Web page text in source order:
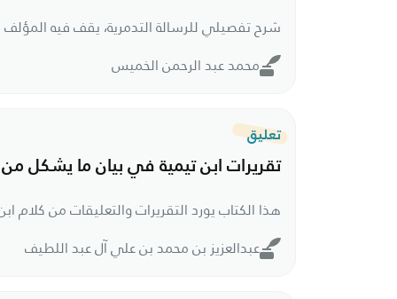
محمد عبد الرحمن الخميس
تعليق
تقريرات ابن تيمية في بيان ما يشكل من
عبدالعزيز بن محمد بن علي آل عبد اللطيف